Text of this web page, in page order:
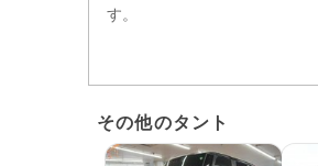
す。
その他のタント